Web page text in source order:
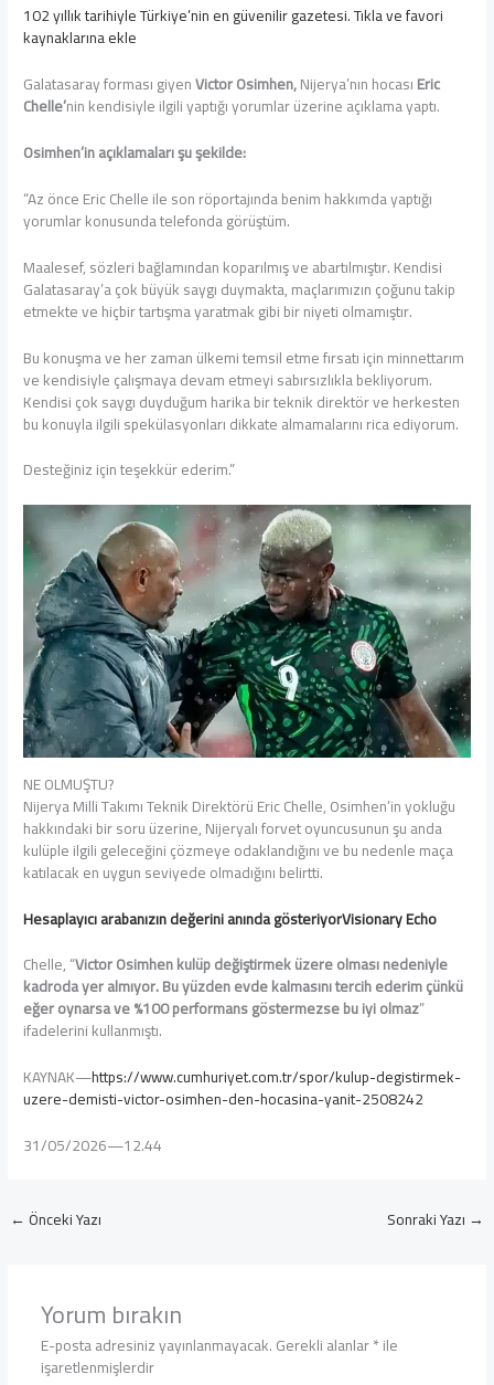
102 yıllık tarihiyle Türkiye’nin en güvenilir gazetesi. Tıkla ve favori
kaynaklarına ekle
Galatasaray forması giyenVictor Osimhen,Nijerya’nın hocasıEric
Chelle’nin kendisiyle ilgili yaptığı yorumlar üzerine açıklama yaptı.
Osimhen’in açıklamaları şu şekilde:
“Az önce Eric Chelle ile son röportajında benim hakkımda yaptığı
yorumlar konusunda telefonda görüştüm.
Maalesef, sözleri bağlamından koparılmış ve abartılmıştır. Kendisi
Galatasaray’a çok büyük saygı duymakta, maçlarımızın çoğunu takip
etmekte ve hiçbir tartışma yaratmak gibi bir niyeti olmamıştır.
Bu konuşma ve her zaman ülkemi temsil etme fırsatı için minnettarım
ve kendisiyle çalışmaya devam etmeyi sabırsızlıkla bekliyorum.
Kendisi çok saygı duyduğum harika bir teknik direktör ve herkesten
bu konuyla ilgili spekülasyonları dikkate almamalarını rica ediyorum.
Desteğiniz için teşekkür ederim.”
NE OLMUŞTU?
Nijerya Milli Takımı Teknik Direktörü Eric Chelle, Osimhen’in yokluğu
hakkındaki bir soru üzerine, Nijeryalı forvet oyuncusunun şu anda
kulüple ilgili geleceğini çözmeye odaklandığını ve bu nedenle maça
katılacak en uygun seviyede olmadığını belirtti.
Hesaplayıcı arabanızın değerini anında gösteriyorVisionary Echo
Chelle, “Victor Osimhen kulüp değiştirmek üzere olması nedeniyle
kadroda yer almıyor. Bu yüzden evde kalmasını tercih ederim çünkü
eğer oynarsa ve %100 performans göstermezse bu iyi olmaz”
ifadelerini kullanmıştı.
KAYNAK—https://www.cumhuriyet.com.tr/spor/kulup-degistirmek-
uzere-demisti-victor-osimhen-den-hocasina-yanit-2508242
31/05/2026—12.44
← Önceki Yazı Sonraki Yazı →
Yorum bırakın
E-posta adresiniz yayınlanmayacak.Gerekli alanlar*ile
işaretlenmişlerdir